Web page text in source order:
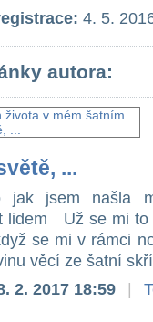
4. 5.
autora:
...
jak jsem našla
lidem Už se mi to
se mi v rámci
věcí ze šatní
2. 2017 18:59